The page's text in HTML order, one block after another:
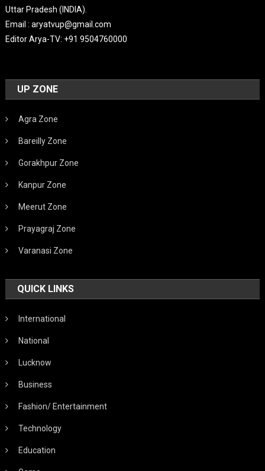
Uttar Pradesh (INDIA).
Email : aryatvup@gmail.com
Editor Arya-TV: +91 9504760000
UP ZONE
Agra Zone
Bareilly Zone
Gorakhpur Zone
Kanpur Zone
Meerut Zone
Prayagraj Zone
Varanasi Zone
QUICK LINKS
International
National
Lucknow
Business
Fashion/ Entertainment
Technology
Education